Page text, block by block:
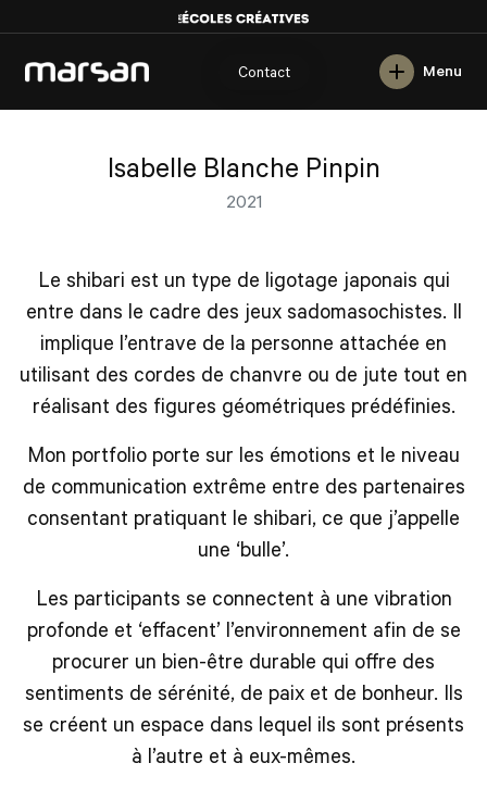
Contact Menu
English
Isabelle Blanche Pinpin
2021
Le shibari est un type de ligotage japonais qui
entre dans le cadre des jeux sadomasochistes. Il
implique l’entrave de la personne attachée en
utilisant des cordes de chanvre ou de jute tout en
réalisant des figures géométriques prédéfinies.
Mon portfolio porte sur les émotions et le niveau
de communication extrême entre des partenaires
consentant pratiquant le shibari, ce que j’appelle
une ‘bulle’.
Les participants se connectent à une vibration
profonde et ‘effacent’ l’environnement afin de se
procurer un bien-être durable qui offre des
sentiments de sérénité, de paix et de bonheur. Ils
se créent un espace dans lequel ils sont présents
à l’autre et à eux-mêmes.